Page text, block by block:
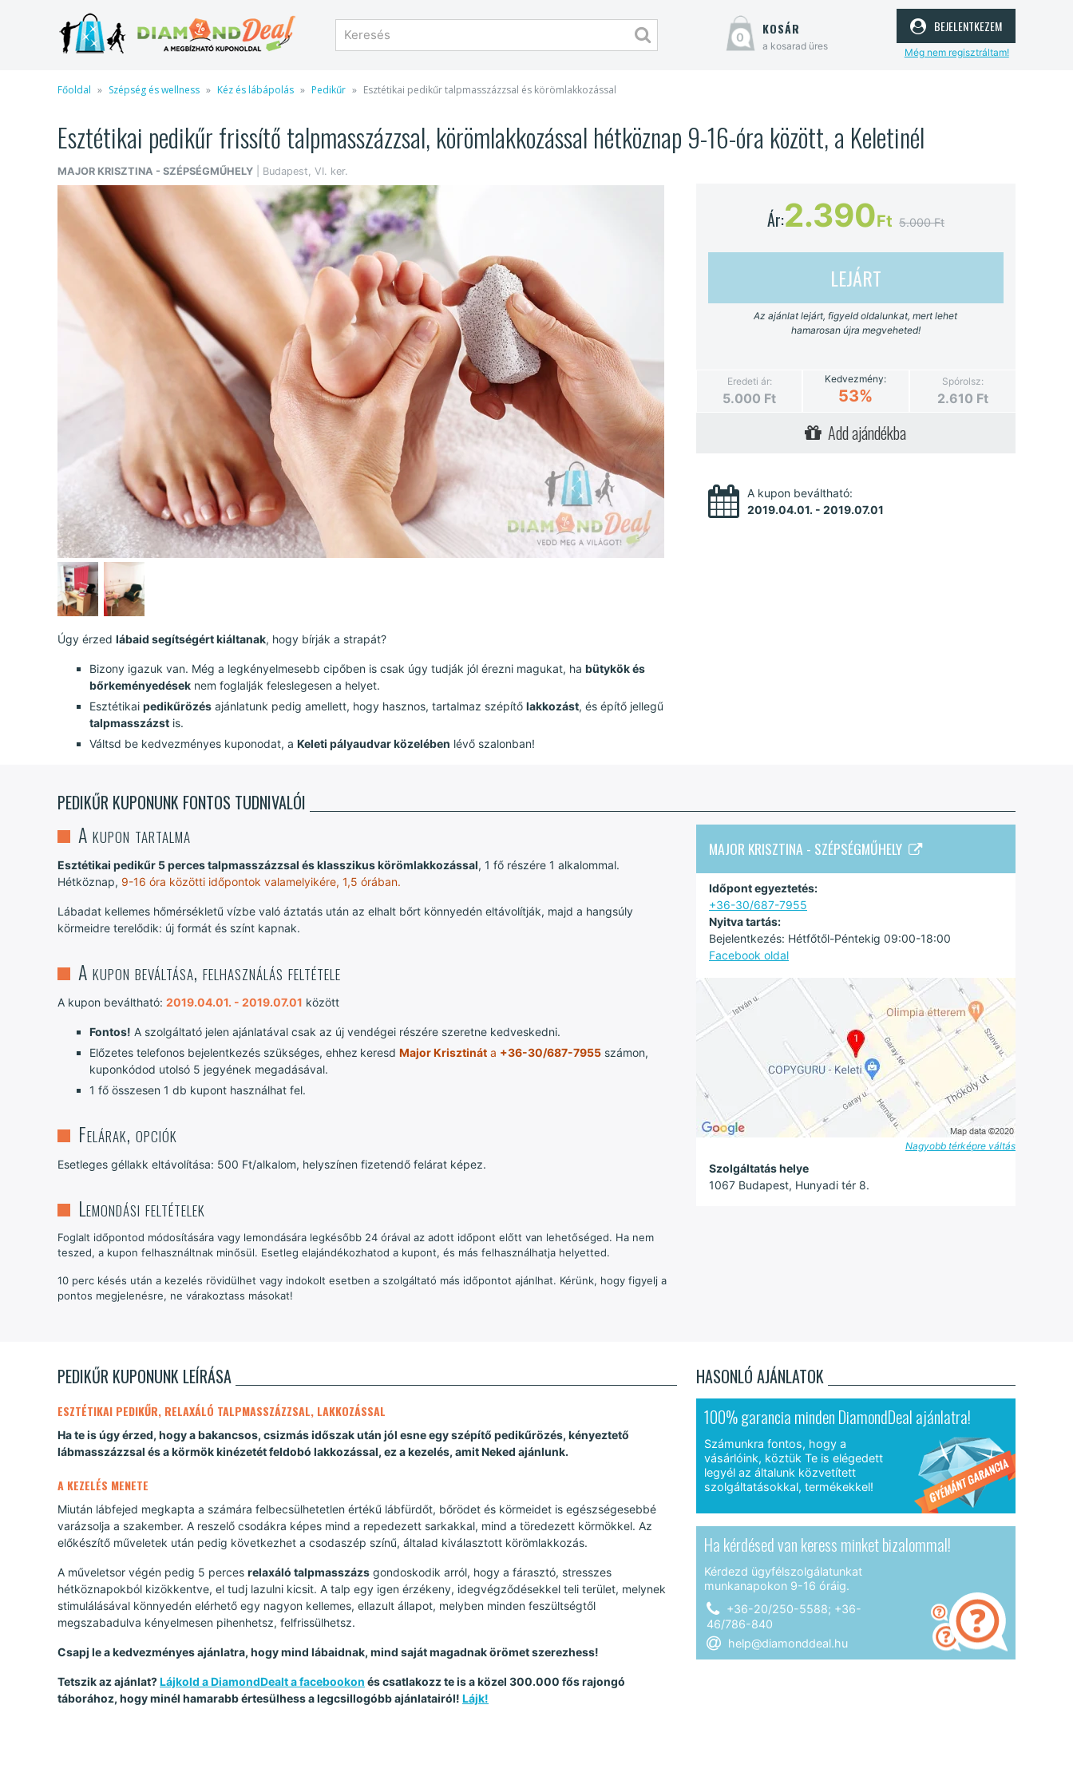
0 kosár
a kosarad üres
bejelentkezem
Még nem regisztráltam!
Főoldal Szépség és wellness Kéz és lábápolás Pedikűr Esztétikai pedikűr talpmasszázzsal és körömlakkozással
Esztétikai pedikűr frissítő talpmasszázzsal, körömlakkozással hétköznap 9-16-óra között, a Keletinél
MAJOR KRISZTINA - SZÉPSÉGMŰHELY | Budapest, VI. ker.
Úgy érzed lábaid segítségért kiáltanak, hogy bírják a strapát?
Bizony igazuk van. Még a legkényelmesebb cipőben is csak úgy tudják jól érezni magukat, ha bütykök és
bőrkeményedések nem foglalják feleslegesen a helyet.
Esztétikai pedikűrözés ajánlatunk pedig amellett, hogy hasznos, tartalmaz szépítő lakkozást, és építő jellegű
talpmasszázst is.
Váltsd be kedvezményes kuponodat, a Keleti pályaudvar közelében lévő szalonban!
Ár:2.390Ft 5.000 Ft
LEJÁRT
Az ajánlat lejárt, figyeld oldalunkat, mert lehet
hamarosan újra megveheted!
Eredeti ár:
5.000 Ft
Kedvezmény:
53%
Spórolsz:
2.610 Ft
Add ajándékba
A kupon beváltható:
2019.04.01. - 2019.07.01
PEDIKŰR KUPONUNK FONTOS TUDNIVALÓI
A kupon tartalma
Esztétikai pedikűr 5 perces talpmasszázzsal és klasszikus körömlakkozással, 1 fő részére 1 alkalommal.
Hétköznap, 9-16 óra közötti időpontok valamelyikére, 1,5 órában.
Lábadat kellemes hőmérsékletű vízbe való áztatás után az elhalt bőrt könnyedén eltávolítják, majd a hangsúly
körmeidre terelődik: új formát és színt kapnak.
A kupon beváltása, felhasználás feltétele
A kupon beváltható: 2019.04.01. - 2019.07.01 között
Fontos! A szolgáltató jelen ajánlatával csak az új vendégei részére szeretne kedveskedni.
Előzetes telefonos bejelentkezés szükséges, ehhez keresd Major Krisztinát a +36-30/687-7955 számon,
kuponkódod utolsó 5 jegyének megadásával.
1 fő összesen 1 db kupont használhat fel.
Felárak, opciók
Esetleges géllakk eltávolítása: 500 Ft/alkalom, helyszínen fizetendő felárat képez.
Lemondási feltételek
Foglalt időpontod módosítására vagy lemondására legkésőbb 24 órával az adott időpont előtt van lehetőséged. Ha nem
teszed, a kupon felhasználtnak minősül. Esetleg elajándékozhatod a kupont, és más felhasználhatja helyetted.
10 perc késés után a kezelés rövidülhet vagy indokolt esetben a szolgáltató más időpontot ajánlhat. Kérünk, hogy figyelj a
pontos megjelenésre, ne várakoztass másokat!
MAJOR KRISZTINA - SZÉPSÉGMŰHELY
Időpont egyeztetés:
+36-30/687-7955
Nyitva tartás:
Bejelentkezés: Hétfőtől-Péntekig 09:00-18:00
Facebook oldal
Nagyobb térképre váltás
Szolgáltatás helye
1067 Budapest, Hunyadi tér 8.
PEDIKŰR KUPONUNK LEÍRÁSA
ESZTÉTIKAI PEDIKŰR, RELAXÁLÓ TALPMASSZÁZZSAL, LAKKOZÁSSAL
Ha te is úgy érzed, hogy a bakancsos, csizmás időszak után jól esne egy szépítő pedikűrözés, kényeztető
lábmasszázzsal és a körmök kinézetét feldobó lakkozással, ez a kezelés, amit Neked ajánlunk.
A KEZELÉS MENETE
Miután lábfejed megkapta a számára felbecsülhetetlen értékű lábfürdőt, bőrödet és körmeidet is egészségesebbé
varázsolja a szakember. A reszelő csodákra képes mind a repedezett sarkakkal, mind a töredezett körmökkel. Az
előkészítő műveletek után pedig következhet a csodaszép színű, általad kiválasztott körömlakkozás.
A műveletsor végén pedig 5 perces relaxáló talpmasszázs gondoskodik arról, hogy a fárasztó, stresszes
hétköznapokból kizökkentve, el tudj lazulni kicsit. A talp egy igen érzékeny, idegvégződésekkel teli terület, melynek
stimulálásával könnyedén elérhető egy nagyon kellemes, ellazult állapot, melyben minden feszültségtől
megszabadulva kényelmesen pihenhetsz, felfrissülhetsz.
Csapj le a kedvezményes ajánlatra, hogy mind lábaidnak, mind saját magadnak örömet szerezhess!
Tetszik az ajánlat?Lájkold a DiamondDealt a facebookon és csatlakozz te is a közel 300.000 fős rajongó
táborához, hogy minél hamarabb értesülhess a legcsillogóbb ajánlatairól! Lájk!
HASONLÓ AJÁNLATOK
100% garancia minden DiamondDeal ajánlatra!
Számunkra fontos, hogy a
vásárlóink, köztük Te is elégedett
legyél az általunk közvetített
szolgáltatásokkal, termékekkel!
Ha kérdésed van keress minket bizalommal!
Kérdezd ügyfélszolgálatunkat
munkanapokon 9-16 óráig.
+36-20/250-5588; +36-
46/786-840
help@diamonddeal.hu